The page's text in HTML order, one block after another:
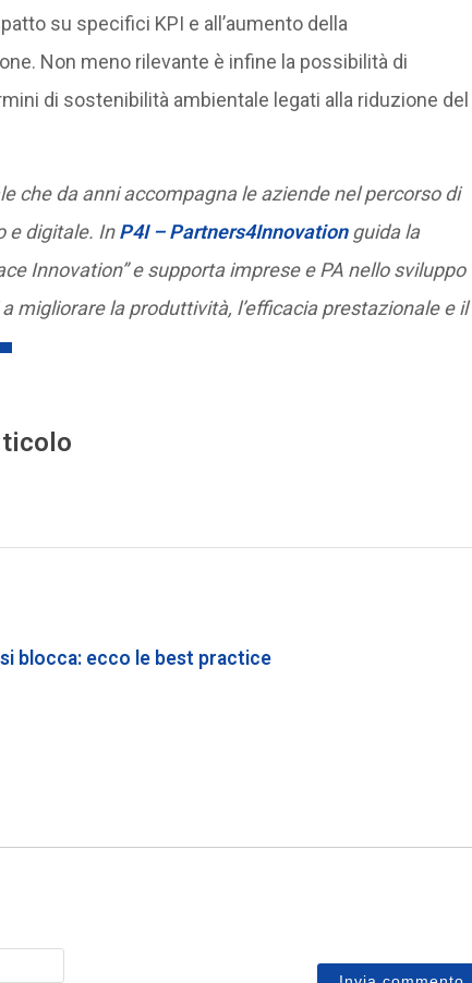
su specifici KPI e all’aumento della
Non meno rilevante è infine la possibilità di
di sostenibilità ambientale legati alla riduzione del
che da anni accompagna le aziende nel percorso di
e digitale. InP4I – Partners4Innovationguida la
Innovation” e supporta imprese e PA nello sviluppo
migliorare la produttività, l’efficacia prestazionale e il
blocca: ecco le best practice
Nome